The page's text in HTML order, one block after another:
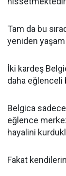
Tam da bu
yeniden yaşam
İki kardeş
daha eğlenceli
Belgica
eğlence
hayalini
Fakat